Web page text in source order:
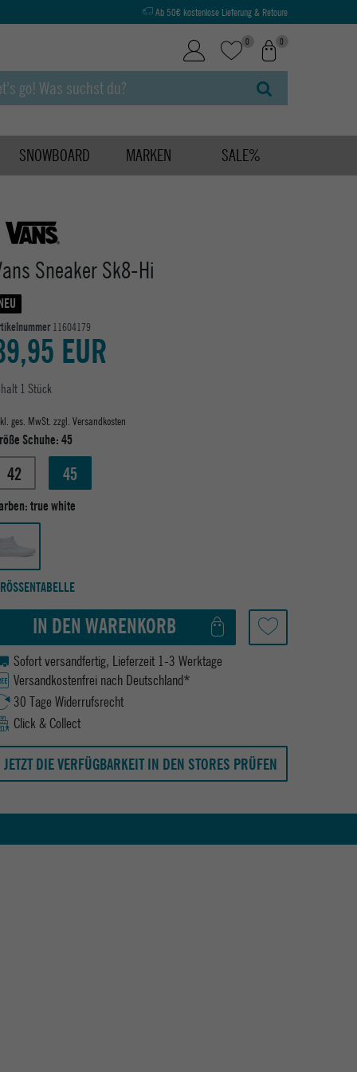
Ab 50€ kostenlose Lieferung & Retoure
0 0
SNOWBOARD MARKEN SALE%
Sneaker Sk8-Hi
11604179
EUR
1Stück
ges. MwSt. zzgl. Versandkosten
Schuhe:45
42 45
true white
IN DEN WARENKORB
Sofort versandfertig, Lieferzeit 1-3 Werktage
Versandkostenfrei nach Deutschland*
30 Tage Widerrufsrecht
Click & Collect
JETZT DIE VERFÜGBARKEIT IN DEN STORES PRÜFEN